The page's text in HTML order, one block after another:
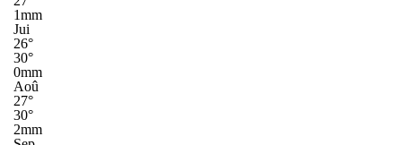
1mm
Jui
26°
30°
0mm
Aoû
27°
30°
2mm